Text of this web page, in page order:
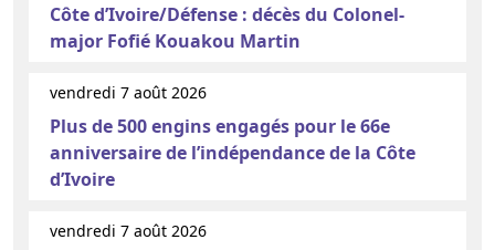
Côte d’Ivoire/Défense : décès du Colonel-
major Fofié Kouakou Martin
vendredi 7 août 2026
Plus de 500 engins engagés pour le 66e
anniversaire de l’indépendance de la Côte
d’Ivoire
vendredi 7 août 2026